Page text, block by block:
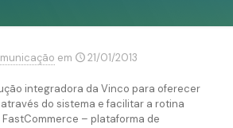
em 21/01/2013
integradora da Vinco para oferecer
do sistema e facilitar a rotina
– plataforma de